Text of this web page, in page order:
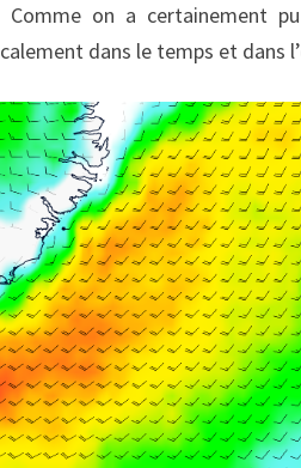
Comme on a certainement
dans le temps et dans